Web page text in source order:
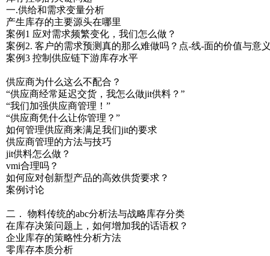
一.供给和需求变量分析
产生库存的主要源头在哪里
案例1 应对需求频繁变化，我们怎么做？
案例2. 客户的需求预测真的那么难做吗？点-线-面的价值与意义
案例3 控制供应链下游库存水平
供应商为什么这么不配合？
“供应商经常延迟交货，我怎么做jit供料？”
“我们加强供应商管理！”
“供应商凭什么让你管理？”
如何管理供应商来满足我们jit的要求
供应商管理的方法与技巧
jit供料怎么做？
vmi合理吗？
如何应对创新型产品的高效供货要求？
案例讨论
二． 物料传统的abc分析法与战略库存分类
在库存决策问题上，如何增加我的话语权？
企业库存的策略性分析方法
零库存本质分析